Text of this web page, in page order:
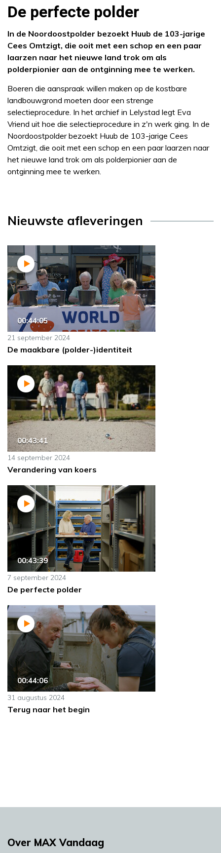
De perfecte polder
In de Noordoostpolder bezoekt Huub de 103-jarige
Cees Omtzigt, die ooit met een schop en een paar
laarzen naar het nieuwe land trok om als
polderpionier aan de ontginning mee te werken.
Boeren die aanspraak willen maken op de kostbare
landbouwgrond moeten door een strenge
selectieprocedure. In het archief in Lelystad legt Eva
Vriend uit hoe die selectieprocedure in z'n werk ging. In de
Noordoostpolder bezoekt Huub de 103-jarige Cees
Omtzigt, die ooit met een schop en een paar laarzen naar
het nieuwe land trok om als polderpionier aan de
ontginning mee te werken.
Nieuwste afleveringen
00:44:05
21 september 2024
De maakbare (polder-)identiteit
00:43:41
14 september 2024
Verandering van koers
00:43:39
7 september 2024
De perfecte polder
00:44:06
31 augustus 2024
Terug naar het begin
Over MAX Vandaag